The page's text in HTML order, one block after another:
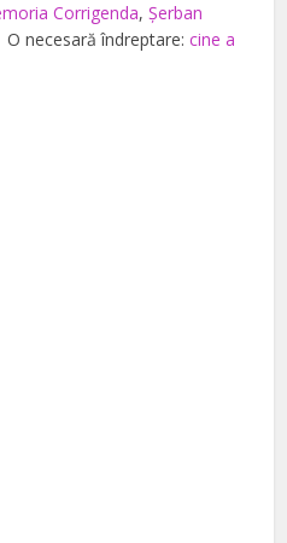
Corrigenda,Șerban
necesară îndreptare:cine a